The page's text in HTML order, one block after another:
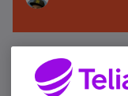
Älä jää paitsi